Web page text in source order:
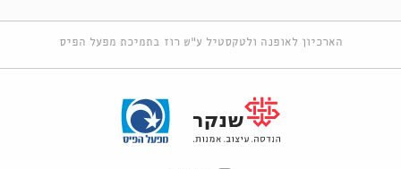
הארכיון לאופנה ולטקסטיל ע"ש רוז בתמיכת מפעל הפיס